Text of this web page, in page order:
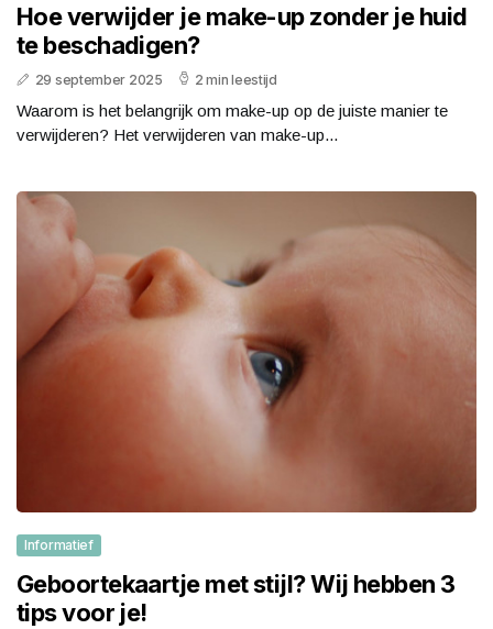
Hoe verwijder je make-up zonder je huid
te beschadigen?
29 september 2025 2 min leestijd
Waarom is het belangrijk om make-up op de juiste manier te
verwijderen? Het verwijderen van make-up...
Informatief
Geboortekaartje met stijl? Wij hebben 3
tips voor je!